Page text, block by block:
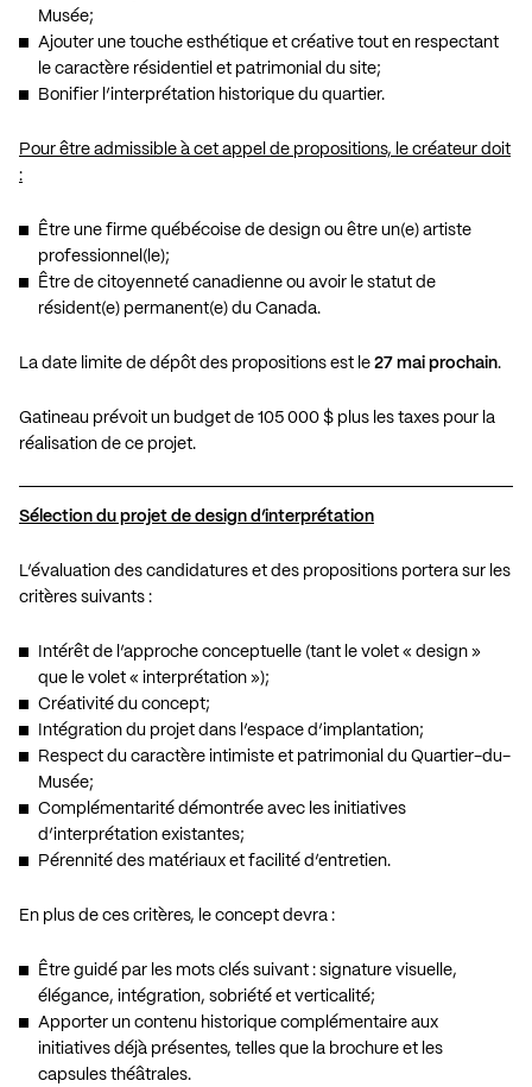
Musée;
Ajouter une touche esthétique et créative tout en respectant
le caractère résidentiel et patrimonial du site;
Bonifier l’interprétation historique du quartier.
Pour être admissible à cet appel de propositions, le créateur doit
:
Être une firme québécoise de design ou être un(e) artiste
professionnel(le);
Être de citoyenneté canadienne ou avoir le statut de
résident(e) permanent(e) du Canada.
La date limite de dépôt des propositions est le 27 mai prochain.
Gatineau prévoit un budget de 105 000 $ plus les taxes pour la
réalisation de ce projet.
Sélection du projet de design d’interprétation
L’évaluation des candidatures et des propositions portera sur les
critères suivants :
Intérêt de l’approche conceptuelle (tant le volet « design »
que le volet « interprétation »);
Créativité du concept;
Intégration du projet dans l’espace d’implantation;
Respect du caractère intimiste et patrimonial du Quartier-du-
Musée;
Complémentarité démontrée avec les initiatives
d’interprétation existantes;
Pérennité des matériaux et facilité d’entretien.
En plus de ces critères, le concept devra :
Être guidé par les mots clés suivant : signature visuelle,
élégance, intégration, sobriété et verticalité;
Apporter un contenu historique complémentaire aux
initiatives déjà présentes, telles que la brochure et les
capsules théâtrales.